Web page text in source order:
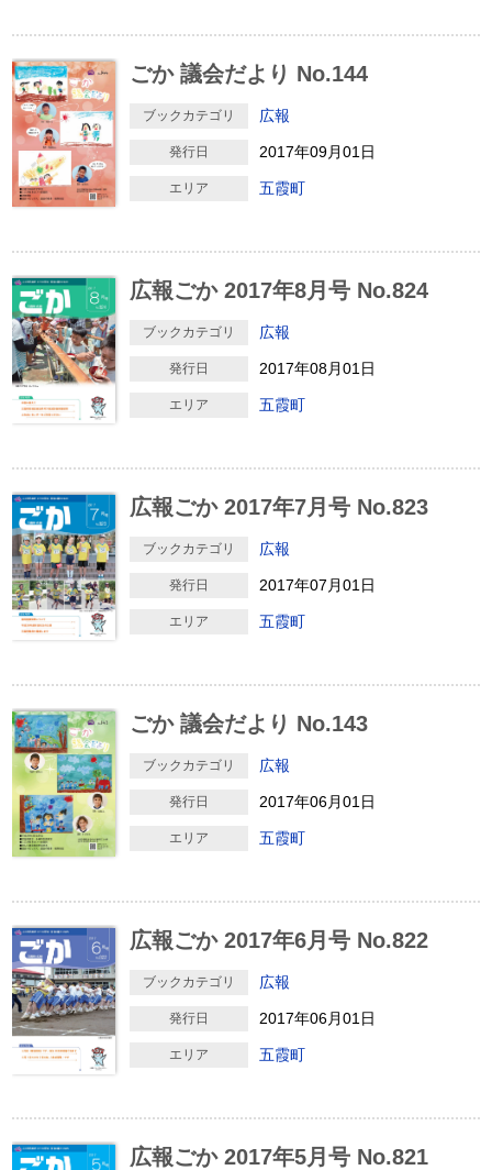
ごか 議会だより No.144
ブックカテゴリ 広報
発行日 2017年09月01日
エリア 五霞町
広報ごか 2017年8月号 No.824
ブックカテゴリ 広報
発行日 2017年08月01日
エリア 五霞町
広報ごか 2017年7月号 No.823
ブックカテゴリ 広報
発行日 2017年07月01日
エリア 五霞町
ごか 議会だより No.143
ブックカテゴリ 広報
発行日 2017年06月01日
エリア 五霞町
広報ごか 2017年6月号 No.822
ブックカテゴリ 広報
発行日 2017年06月01日
エリア 五霞町
広報ごか 2017年5月号 No.821